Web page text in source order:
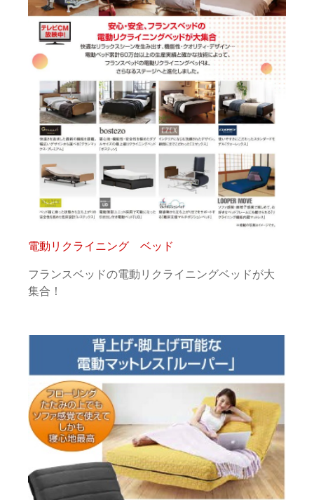
電動リクライニング ベッド
フランスベッドの電動リクライニングベッドが大
集合！